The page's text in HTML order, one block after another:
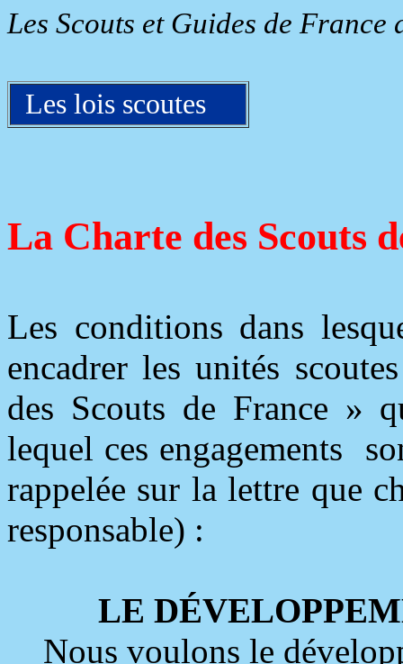
Les Scouts et Guides de France
Les lois scoutes
La Charte des Scouts
Les conditions dans
encadrer les unités
des Scouts de France »
lequel ces engagements
rappelée sur la lettre que
responsable) :
LE
Nous voulons le